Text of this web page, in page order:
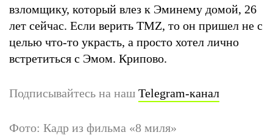
взломщику, который влез к Эминему домой, 26
лет сейчас. Если верить TMZ, то он пришел не с
целью что-то украсть, а просто хотел лично
встретиться с Эмом. Крипово.
Подписывайтесь на наш Telegram-канал
Фото: Кадр из фильма «8 миля»